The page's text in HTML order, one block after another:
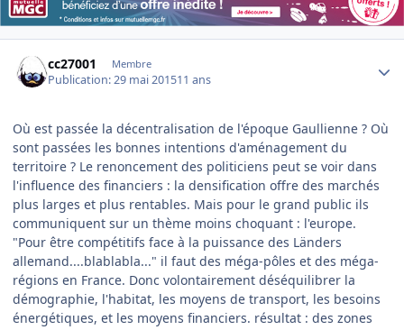
cc27001 Membre
Publication:29 mai 201511 ans
Où est passée la décentralisation de l'époque Gaullienne ? Où
sont passées les bonnes intentions d'aménagement du
territoire ? Le renoncement des politiciens peut se voir dans
l'influence des financiers : la densification offre des marchés
plus larges et plus rentables. Mais pour le grand public ils
communiquent sur un thème moins choquant : l'europe.
"Pour être compétitifs face à la puissance des Länders
allemand....blablabla..." il faut des méga-pôles et des méga-
régions en France. Donc volontairement déséquilibrer la
démographie, l'habitat, les moyens de transport, les besoins
énergétiques, et les moyens financiers. résultat : des zones